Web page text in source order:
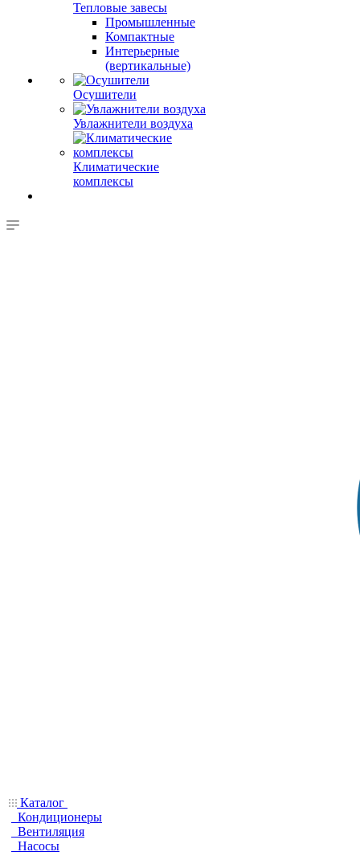
Тепловые завесы
Промышленные
Компактные
Интерьерные
(вертикальные)
Осушители
Увлажнители воздуха
Климатические
комплексы
Каталог
Кондиционеры
Вентиляция
Насосы